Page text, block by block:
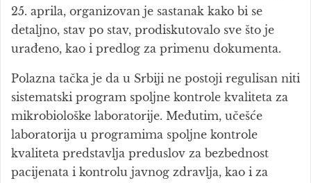
25. aprila, organizovan je sastanak kako bi se
detaljno, stav po stav, prodiskutovalo sve što je
urađeno, kao i predlog za primenu dokumenta.
Polazna tačka je da u Srbiji ne postoji regulisan niti
sistematski program spoljne kontrole kvaliteta za
mikrobiološke laboratorije. Međutim, učešće
laboratorija u programima spoljne kontrole
kvaliteta predstavlja preduslov za bezbednost
pacijenata i kontrolu javnog zdravlja, kao i za